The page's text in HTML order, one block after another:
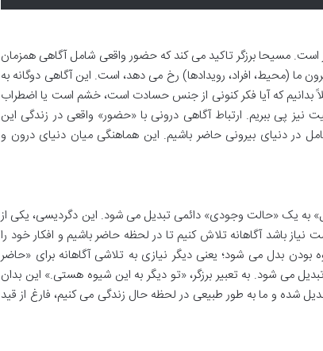
مسیحا برزگر تاکید می کند که حضور واقعی شامل آگاهی همزمان
ما (محیط، افراد، رویدادها) رخ می دهد، است. این آگاهی دوگانه به
بدانیم که آیا فکر کنونی از جنس حسادت است، خشم است یا اضطراب
نیز پی ببریم. ارتباط آگاهی درونی با «حضور» واقعی در زندگی این
در دنیای بیرونی حاضر باشیم. این هماهنگی میان دنیای درون و
به یک «حالت وجودی» دائمی تبدیل می شود. این دگردیسی، یکی از
باشد آگاهانه تلاش کنیم تا در لحظه حاضر باشیم و افکار خود را
بدل می شود؛ یعنی دیگر نیازی به تلاشی آگاهانه برای «حاضر
می شود. به تعبیر برزگر، «تو دیگر به این شیوه هستی.» این بدان
و ما به طور طبیعی در لحظه حال زندگی می کنیم، فارغ از قید